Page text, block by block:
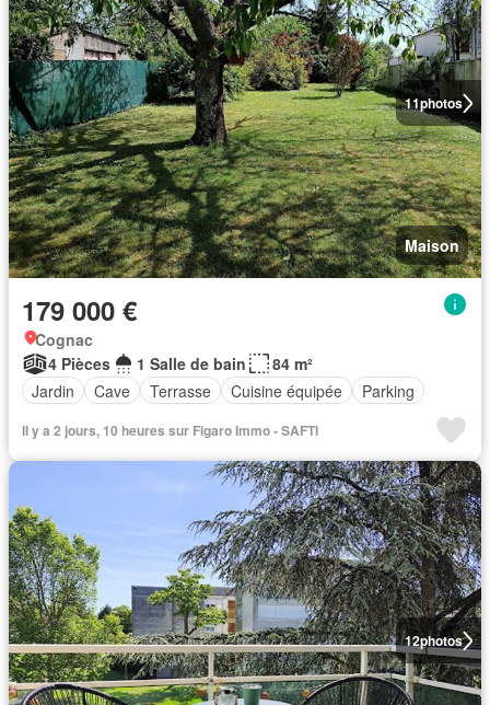
11photos
Maison
179 000 €
Cognac
4 Pièces
1 Salle de bain
84 m²
Jardin
Cave Terrasse Cuisine équipée Parking
Il y a 2 jours, 10 heures sur Figaro Immo - SAFTI
12photos